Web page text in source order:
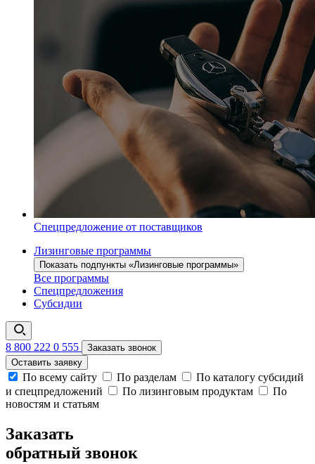
Спецпредложение от поставщиков
Лизинговые программы
Показать подпункты «Лизинговые программы»
Все программы
Спецпредложения
Субсидии
8 800 222 0 555
Заказать звонок
Оставить заявку
По всему сайту По разделам
По каталогу субсидий
и спецпредложений
По лизинговым продуктам
По
новостям и статьям
Заказать
обратный звонок